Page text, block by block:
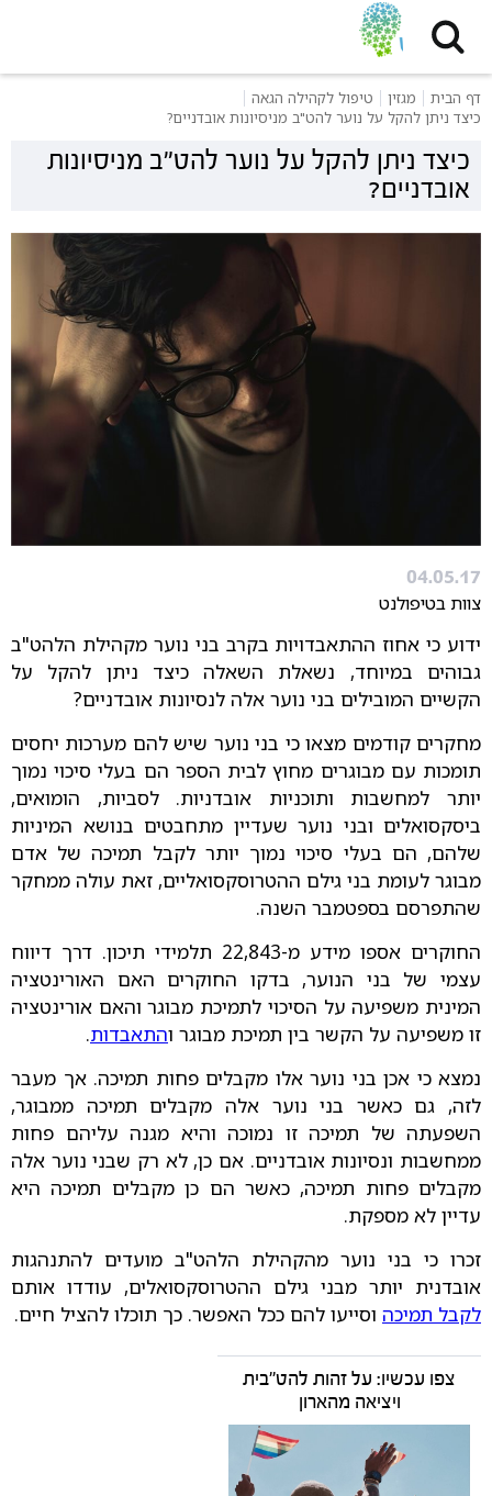
דף הבית מגזין
טיפול לקהילה הגאה
כיצד ניתן להקל על נוער להט"ב מניסיונות אובדניים?
כיצד ניתן להקל על נוער להט"ב מניסיונות
אובדניים?
04.05.17
צוות בטיפולנט
ידוע כי אחוז ההתאבדויות בקרב בני נוער מקהילת הלהט"ב
גבוהים במיוחד, נשאלת השאלה כיצד ניתן להקל על
הקשיים המובילים בני נוער אלה לנסיונות אובדניים?
מחקרים קודמים מצאו כי בני נוער שיש להם מערכות יחסים
תומכות עם מבוגרים מחוץ לבית הספר הם בעלי סיכוי נמוך
יותר למחשבות ותוכניות אובדניות. לסביות, הומואים,
ביסקסואלים ובני נוער שעדיין מתחבטים בנושא המיניות
שלהם, הם בעלי סיכוי נמוך יותר לקבל תמיכה של אדם
מבוגר לעומת בני גילם ההטרוסקסואליים, זאת עולה ממחקר
שהתפרסם בספטמבר השנה.
החוקרים אספו מידע מ-22,843 תלמידי תיכון. דרך דיווח
עצמי של בני הנוער, בדקו החוקרים האם האורינטציה
המינית משפיעה על הסיכוי לתמיכת מבוגר והאם אורינטציה
זו משפיעה על הקשר בין תמיכת מבוגר והתאבדות.
נמצא כי אכן בני נוער אלו מקבלים פחות תמיכה. אך מעבר
לזה, גם כאשר בני נוער אלה מקבלים תמיכה ממבוגר,
השפעתה של תמיכה זו נמוכה והיא מגנה עליהם פחות
ממחשבות ונסיונות אובדניים. אם כן, לא רק שבני נוער אלה
מקבלים פחות תמיכה, כאשר הם כן מקבלים תמיכה היא
עדיין לא מספקת.
זכרו כי בני נוער מהקהילת הלהט"ב מועדים להתנהגות
אובדנית יותר מבני גילם ההטרוסקסואלים, עודדו אותם
לקבל תמיכה וסייעו להם ככל האפשר. כך תוכלו להציל חיים.
צפו עכשיו: על זהות להט"בית
ויציאה מהארון